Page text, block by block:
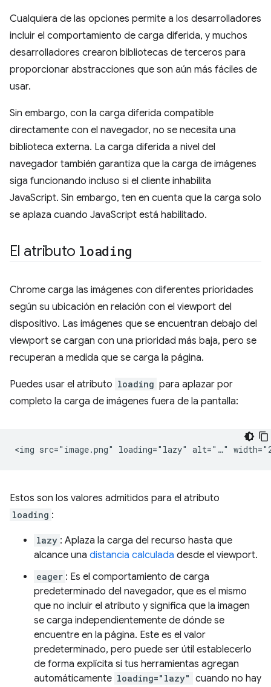
Cualquiera de las opciones permite a los desarrolladores
incluir el comportamiento de carga diferida, y muchos
desarrolladores crearon bibliotecas de terceros para
proporcionar abstracciones que son aún más fáciles de
usar.
Sin embargo, con la carga diferida compatible
directamente con el navegador, no se necesita una
biblioteca externa. La carga diferida a nivel del
navegador también garantiza que la carga de imágenes
siga funcionando incluso si el cliente inhabilita
JavaScript. Sin embargo, ten en cuenta que la carga solo
se aplaza cuando JavaScript está habilitado.
El atributo loading
Chrome carga las imágenes con diferentes prioridades
según su ubicación en relación con el viewport del
dispositivo. Las imágenes que se encuentran debajo del
viewport se cargan con una prioridad más baja, pero se
recuperan a medida que se carga la página.
Puedes usar el atributo loading para aplazar por
completo la carga de imágenes fuera de la pantalla:
Estos son los valores admitidos para el atributo
loading :
lazy : Aplaza la carga del recurso hasta que
alcance una distancia calculada desde el viewport.
eager : Es el comportamiento de carga
predeterminado del navegador, que es el mismo
que no incluir el atributo y significa que la imagen
se carga independientemente de dónde se
encuentre en la página. Este es el valor
predeterminado, pero puede ser útil establecerlo
de forma explícita si tus herramientas agregan
automáticamente loading="lazy" cuando no hay